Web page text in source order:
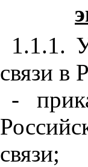
1.1.1.
связи в
-
связи;